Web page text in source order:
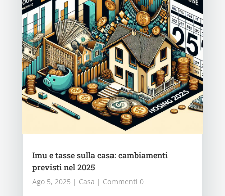
Imu e tasse sulla casa: cambiamenti
previsti nel 2025
Ago 5, 2025 | Casa | Commenti 0